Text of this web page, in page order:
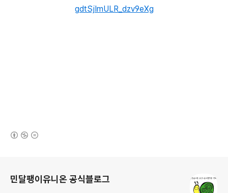
gdtSjImULR_dzv9eXg
민달팽이유니온 공식블로그